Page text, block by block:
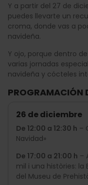
Y a partir del 27 de
puedes llevarte un
croma, donde vas a
navideña.
Y ojo, porque dentro
varias jornadas
navideña y cócteles
PROGRAMACIÓN
26 de diciembre
De 12:00 a 12:30 h –
Navidad»
De 17:00 a 21:00 h –
mil i una històries: la
del Museu de